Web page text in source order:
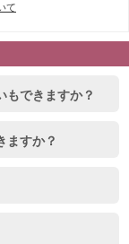
て
もできますか？
ますか？